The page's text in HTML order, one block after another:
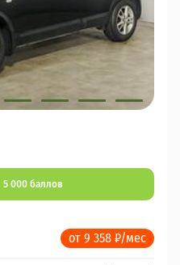
5 000 баллов
от 9 358 ₽/мес